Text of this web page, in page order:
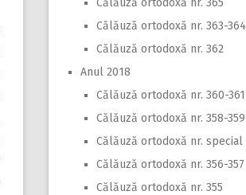
Călăuză ortodoxă nr. 365
Călăuză ortodoxă nr. 363-364
Călăuză ortodoxă nr. 362
Anul 2018
Călăuză ortodoxă nr. 360-361
Călăuză ortodoxă nr. 358-359
Călăuză ortodoxă nr. special
Călăuză ortodoxă nr. 356-357
Călăuză ortodoxă nr. 355